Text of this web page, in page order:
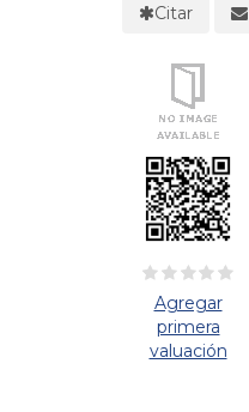
Citar
Agregar
primera
valuación